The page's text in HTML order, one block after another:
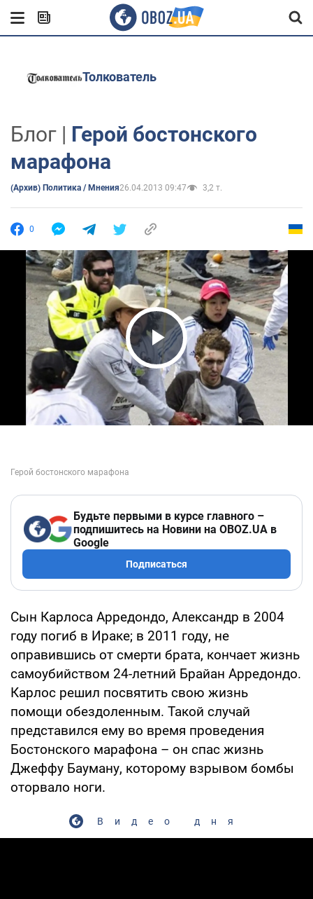
Толкователь
Блог | Герой бостонского
марафона
(Архив) Политика / Мнения26.04.2013 09:47 3,2 т.
0
Play Video
Будьте первыми в курсе главного –
подпишитесь на Новини на OBOZ.UA в
Google
Подписаться
Сын Карлоса Арредондо, Александр в 2004
году погиб в Ираке; в 2011 году, не
оправившись от смерти брата, кончает жизнь
самоубийством 24-летний Брайан Арредондо.
Карлос решил посвятить свою жизнь
помощи обездоленным. Такой случай
представился ему во время проведения
Бостонского марафона – он спас жизнь
Джеффу Бауману, которому взрывом бомбы
оторвало ноги.
Видео дня